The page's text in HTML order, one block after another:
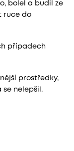
bolel a budil ze
ruce do
případech
prostředky,
se nelepšil.